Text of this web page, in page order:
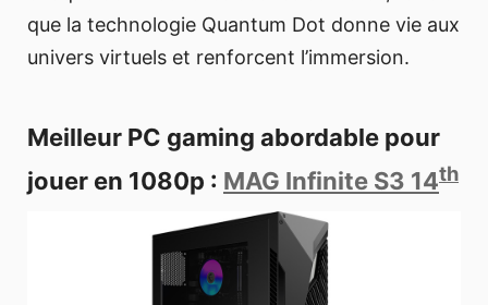
que la technologie Quantum Dot donne vie aux
univers virtuels et renforcent l’immersion.
Meilleur PC gaming abordable pour
jouer en 1080p : MAG Infinite S3 14th